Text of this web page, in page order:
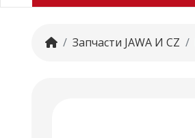
Запчасти JAWA И CZ